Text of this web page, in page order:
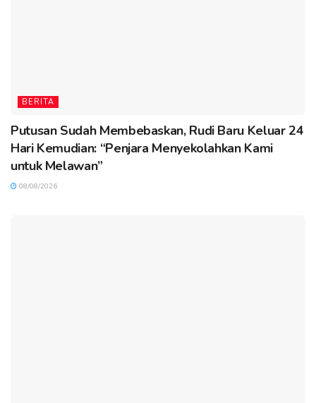
BERITA
Putusan Sudah Membebaskan, Rudi Baru Keluar 24
Hari Kemudian: “Penjara Menyekolahkan Kami
untuk Melawan”
08/08/2026